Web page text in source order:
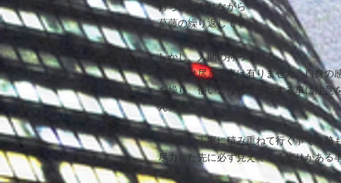
打ちひしがれながら
葛藤の繰り返しです。
しかし、人間の持っている
可能性は尽きる事は有りません。自身
を操り、使いこなして形にする事に注意
ん。
一つ一つ丁寧に積み重ねて行く事で奇跡
尽力した先に必ず見えてくる光りがある